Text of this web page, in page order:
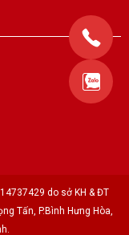
do sở KH & ĐT
Tấn, P.Bình Hưng Hòa,